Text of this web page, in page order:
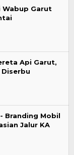
Wabup Garut
Api Garut,
Branding Mobil
Jalur KA